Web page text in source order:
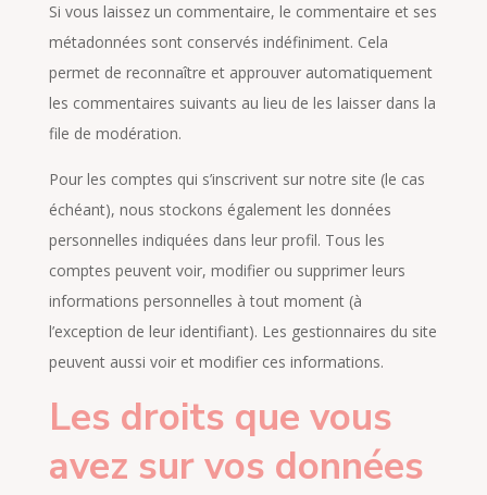
Si vous laissez un commentaire, le commentaire et ses
métadonnées sont conservés indéfiniment. Cela
permet de reconnaître et approuver automatiquement
les commentaires suivants au lieu de les laisser dans la
file de modération.
Pour les comptes qui s’inscrivent sur notre site (le cas
échéant), nous stockons également les données
personnelles indiquées dans leur profil. Tous les
comptes peuvent voir, modifier ou supprimer leurs
informations personnelles à tout moment (à
l’exception de leur identifiant). Les gestionnaires du site
peuvent aussi voir et modifier ces informations.
Les droits que vous
avez sur vos données